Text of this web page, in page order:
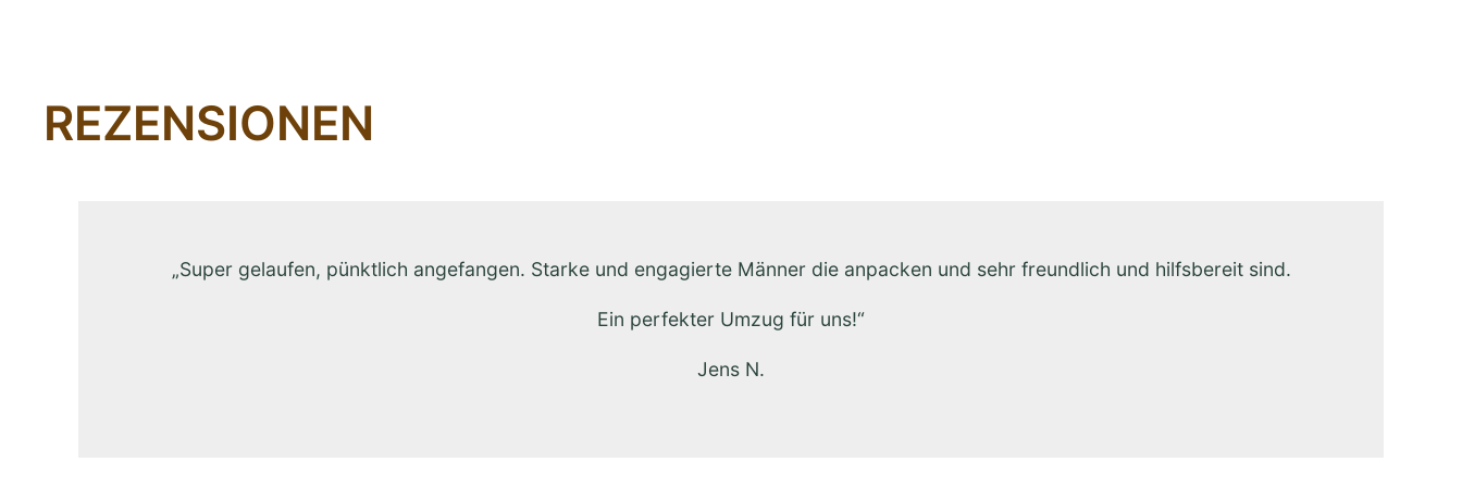
REZENSIONEN
„Super gelaufen, pünktlich angefangen. Starke und engagierte Männer die anpacken und sehr freundlich und hilfsbereit sind.
Ein perfekter Umzug für uns!“
Jens N.